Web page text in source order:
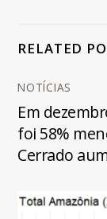
RELATED
NOTÍCIAS
Em
foi 58%
Cerrado